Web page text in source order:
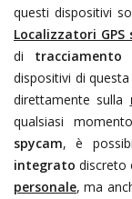
questi dispositivi
Localizzatori GPS
di
dispositivi di
direttamente sulla
qualsiasi
spycam, è
integrato discreto
personale, ma